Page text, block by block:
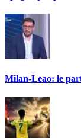
Milan-Leao: le